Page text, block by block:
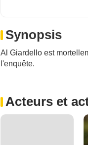
Synopsis
Al Giardello est
l'enquête.
Acteurs et